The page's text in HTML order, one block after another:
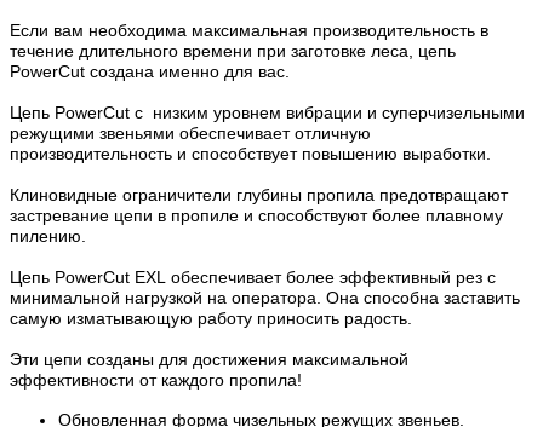
Если вам необходима максимальная производительность в
течение длительного времени при заготовке леса, цепь
PowerCut создана именно для вас.
Цепь PowerCut с низким уровнем вибрации и суперчизельными
режущими звеньями обеспечивает отличную
производительность и способствует повышению выработки.
Клиновидные ограничители глубины пропила предотвращают
застревание цепи в пропиле и способствуют более плавному
пилению.
Цепь PowerCut EXL обеспечивает более эффективный рез с
минимальной нагрузкой на оператора. Она способна заставить
самую изматывающую работу приносить радость.
Эти цепи созданы для достижения максимальной
эффективности от каждого пропила!
Обновленная форма чизельных режущих звеньев.